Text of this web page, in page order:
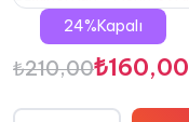
24%Kapalı
₺210,00
Orijinal
fiyat:
₺160,00
Şu
andaki